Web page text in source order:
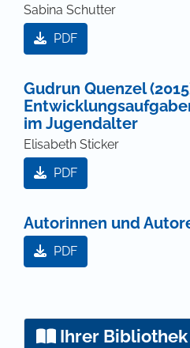
Sabina Schutter
PDF
Gudrun Quenzel
im Jugendalter
Elisabeth Sticker
PDF
Autorinnen und
PDF
Ihrer